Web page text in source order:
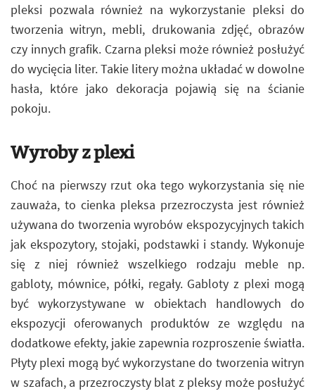
pleksi pozwala również na wykorzystanie pleksi do
tworzenia witryn, mebli, drukowania zdjęć, obrazów
czy innych grafik. Czarna pleksi może również posłużyć
do wycięcia liter. Takie litery można układać w dowolne
hasła, które jako dekoracja pojawią się na ścianie
pokoju.
Wyroby z plexi
Choć na pierwszy rzut oka tego wykorzystania się nie
zauważa, to cienka pleksa przezroczysta jest również
używana do tworzenia wyrobów ekspozycyjnych takich
jak ekspozytory, stojaki, podstawki i standy. Wykonuje
się z niej również wszelkiego rodzaju meble np.
gabloty, mównice, półki, regały. Gabloty z plexi mogą
być wykorzystywane w obiektach handlowych do
ekspozycji oferowanych produktów ze względu na
dodatkowe efekty, jakie zapewnia rozproszenie światła.
Płyty plexi mogą być wykorzystane do tworzenia witryn
w szafach, a przezroczysty blat z pleksy może posłużyć